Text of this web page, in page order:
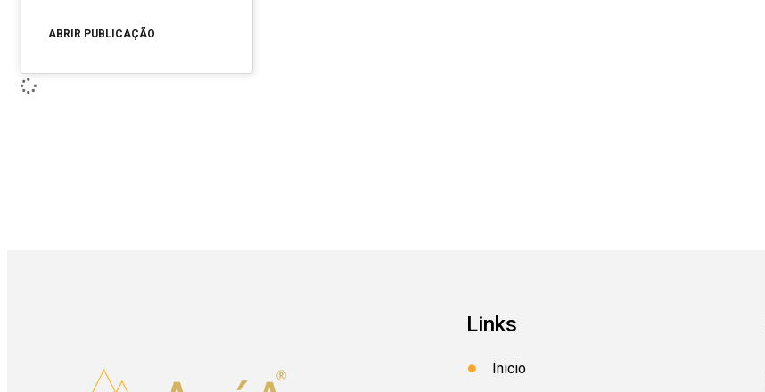
ABRIR PUBLICAÇÃO
Links
Inicio